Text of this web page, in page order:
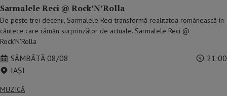
Sarmalele Reci @ Rock’N’Rolla
De peste trei decenii, Sarmalele Reci transformă realitatea românească în
cântece care rămân surprinzător de actuale. Sarmalele Reci @
Rock'N'Rolla
SÂMBĂTĂ 08/08
21:00
IAŞI
MUZICĂ